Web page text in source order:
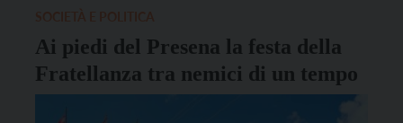
Ai piedi del Presena la festa della
Fratellanza tra nemici di un tempo